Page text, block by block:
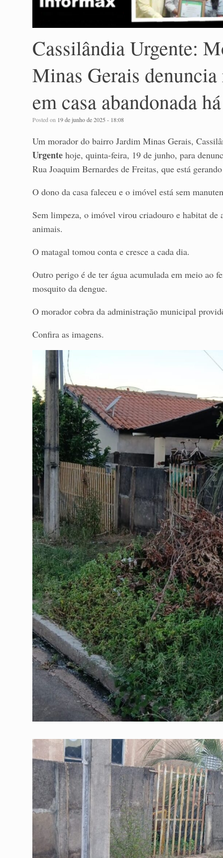
Cassilândia Urgente:
Minas Gerais
em casa abandonada
Posted on 19 de junho de 2025 - 18:08
Um morador do bairro Jardim Minas Gerais,
Urgente hoje, quinta-feira, 19 de junho, para
Rua Joaquim Bernardes de Freitas, que está
O dono da casa faleceu e o imóvel está sem
Sem limpeza, o imóvel virou criadouro e habitat de
animais.
O matagal tomou conta e cresce a cada dia.
Outro perigo é de ter água acumulada em meio ao
mosquito da dengue.
O morador cobra da administração municipal
Confira as imagens.